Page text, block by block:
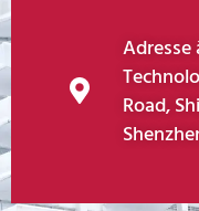
Adresse
Road,